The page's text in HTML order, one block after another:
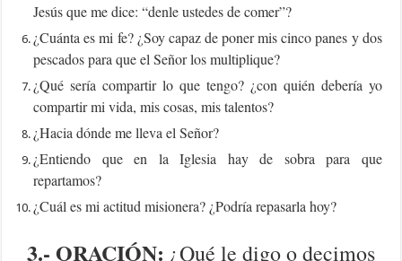
Jesús que me dice: “denle ustedes de comer”?
¿Cuánta es mi fe? ¿Soy capaz de poner mis cinco panes y dos
pescados para que el Señor los multiplique?
¿Qué sería compartir lo que tengo? ¿con quién debería yo
compartir mi vida, mis cosas, mis talentos?
¿Hacia dónde me lleva el Señor?
¿Entiendo que en la Iglesia hay de sobra para que
repartamos?
¿Cuál es mi actitud misionera? ¿Podría repasarla hoy?
3.- ORACIÓN: ¿Qué le digo o decimos